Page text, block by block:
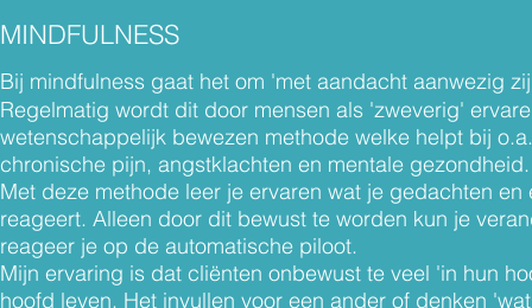
MINDFULNESS
Bij mindfulness gaat het om 'met aandacht aanwezig
Regelmatig wordt dit door mensen als 'zweverig'
wetenschappelijk bewezen methode welke helpt bij
chronische pijn, angstklachten en mentale gezondheid.
Met deze methode leer je ervaren wat je gedachten
reageert. Alleen door dit bewust te worden kun je
reageer je op de automatische piloot.
Mijn ervaring is dat cliënten onbewust te veel 'in hun
hoofd leven. Het invullen voor een ander of denken